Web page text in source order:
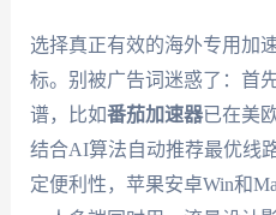
选择真正有效的海外专用加
标。别被广告词迷惑了：首
谱，比如番茄加速器已在美
结合AI算法自动推荐最优线
定便利性，苹果安卓Win和